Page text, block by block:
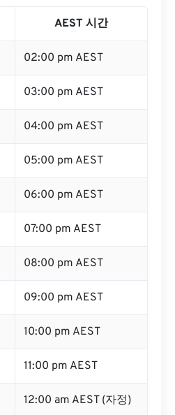
AEST 시간
02:00 pm AEST
03:00 pm AEST
04:00 pm AEST
05:00 pm AEST
06:00 pm AEST
07:00 pm AEST
08:00 pm AEST
09:00 pm AEST
10:00 pm AEST
11:00 pm AEST
12:00 am AEST (자정)